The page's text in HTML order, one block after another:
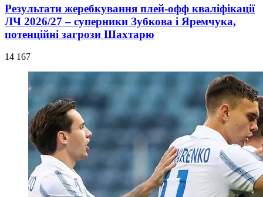
Результати жеребкування плей-офф кваліфікації
ЛЧ 2026/27 – суперники Зубкова і Яремчука,
потенційні загрози Шахтарю
14 167